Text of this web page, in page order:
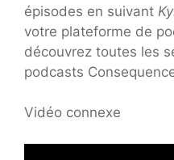
épisodes en suivant
votre plateforme de
découvrez toutes les
podcasts
Vidéo connexe